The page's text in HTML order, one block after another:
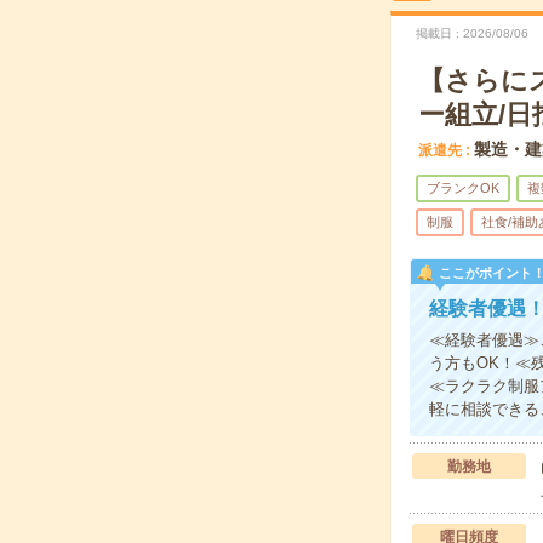
掲載日 2026/08/06
【さら
ー組立/日
派遣先 製造・
ブランクOK 複
制服 社食/補助
ここがポイント
経験者優遇
≪経験者優遇≫
う方もOK！≪
≪ラクラク制服
軽に相談でき
勤務地
曜日頻度